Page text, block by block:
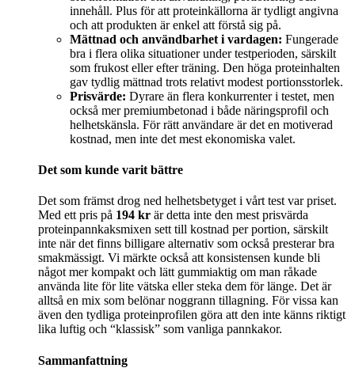
innehåll. Plus för att proteinkällorna är tydligt angivna
och att produkten är enkel att förstå sig på.
Mättnad och användbarhet i vardagen: Fungerade
bra i flera olika situationer under testperioden, särskilt
som frukost eller efter träning. Den höga proteinhalten
gav tydlig mättnad trots relativt modest portionsstorlek.
Prisvärde: Dyrare än flera konkurrenter i testet, men
också mer premiumbetonad i både näringsprofil och
helhetskänsla. För rätt användare är det en motiverad
kostnad, men inte det mest ekonomiska valet.
Det som kunde varit bättre
Det som främst drog ned helhetsbetyget i vårt test var priset.
Med ett pris på 194 kr är detta inte den mest prisvärda
proteinpannkaksmixen sett till kostnad per portion, särskilt
inte när det finns billigare alternativ som också presterar bra
smakmässigt. Vi märkte också att konsistensen kunde bli
något mer kompakt och lätt gummiaktig om man råkade
använda lite för lite vätska eller steka dem för länge. Det är
alltså en mix som belönar noggrann tillagning. För vissa kan
även den tydliga proteinprofilen göra att den inte känns riktigt
lika luftig och “klassisk” som vanliga pannkakor.
Sammanfattning